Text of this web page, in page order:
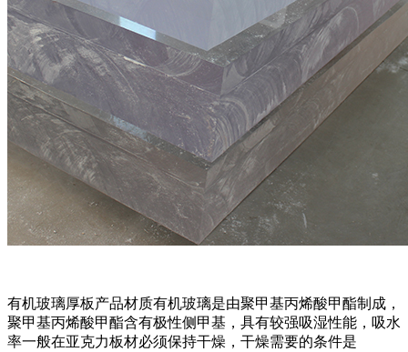
有机玻璃厚板产品材质有机玻璃是由聚甲基丙烯酸甲酯制成，
聚甲基丙烯酸甲酯含有极性侧甲基，具有较强吸湿性能，吸水
率一般在亚克力板材必须保持干燥，干燥需要的条件是